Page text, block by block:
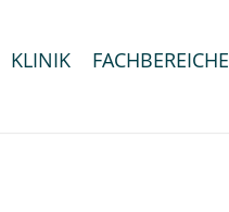
KLINIK FACHBEREICHE